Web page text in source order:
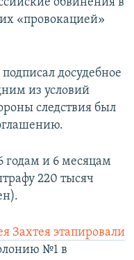
обвинения в
«провокацией»
досудебное
из условий
следствия был
годам и 6 месяцам
220 тысяч
Захтея этапировали
№1 в